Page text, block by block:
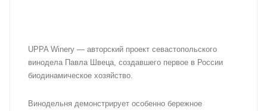
UPPA Winery — авторский проект севастопольского
винодела Павла Швеца, создавшего первое в России
биодинамическое хозяйство.
Винодельня демонстрирует особенно бережное